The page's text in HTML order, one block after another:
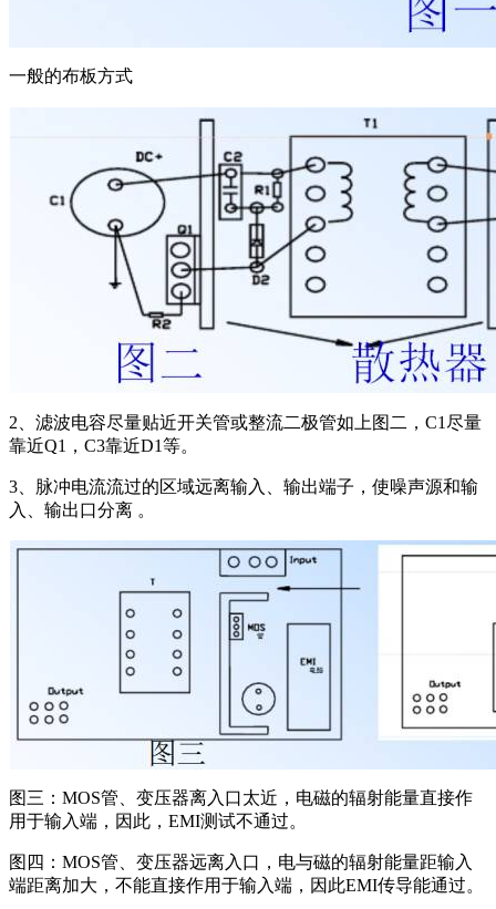
一般的布板方式
2、滤波电容尽量贴近开关管或整流二极管如上图二，C1尽量
靠近Q1，C3靠近D1等。
3、脉冲电流流过的区域远离输入、输出端子，使噪声源和输
入、输出口分离 。
图三：MOS管、变压器离入口太近，电磁的辐射能量直接作
用于输入端，因此，EMI测试不通过。
图四：MOS管、变压器远离入口，电与磁的辐射能量距输入
端距离加大，不能直接作用于输入端，因此EMI传导能通过。